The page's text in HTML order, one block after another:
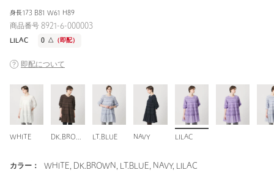
身長173 B81 W61 H89
商品番号 8921-6-000003
LILAC 0 △ （即配）
即配について
WHITE LT.BLUE NAVY LILAC
カラー： WHITE, DK.BROWN, LT.BLUE, NAVY, LILAC